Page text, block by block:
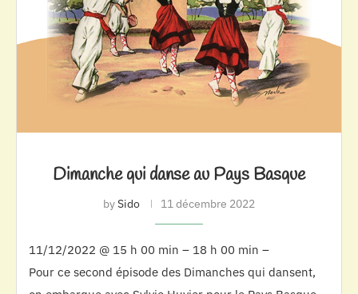
Dimanche qui danse au Pays Basque
bySido 11 décembre 2022
11/12/2022 @ 15 h 00 min – 18 h 00 min –
Pour ce second épisode des Dimanches qui dansent,